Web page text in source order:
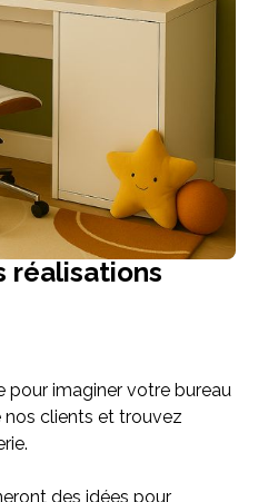
réalisations
pour imaginer votre bureau
clients et trouvez
des idées pour